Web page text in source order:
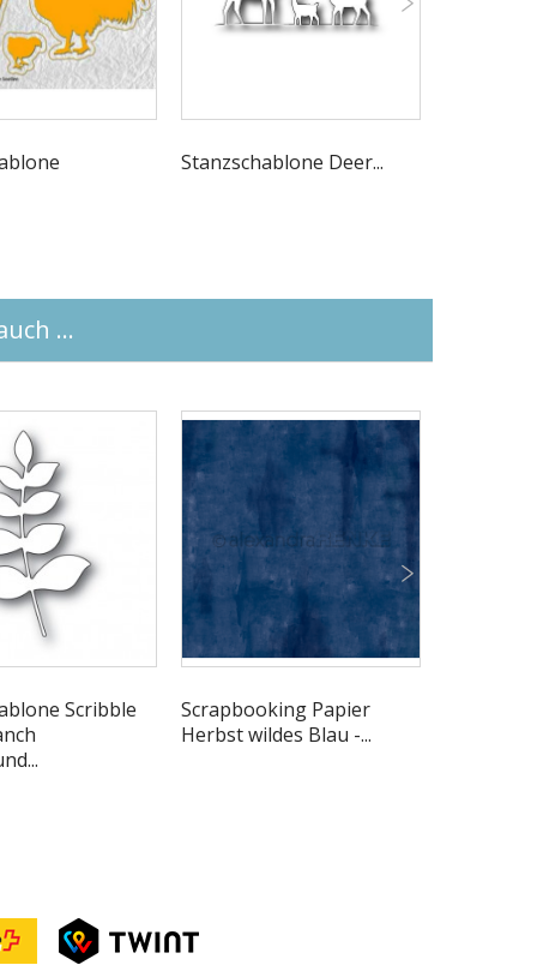
Stanzschablone Deer...
...
Scribble
Scrapbooking Papier
Herbst wildes Blau -...